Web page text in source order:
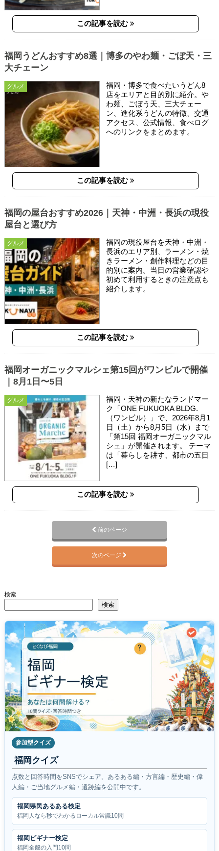
この記事を読む
グルメ
福岡うどんおすすめ8選｜博多のやわ麺・ごぼ天・三
大チェーン
福岡・博多で食べたいうどん8
店をエリアと目的別に紹介。や
わ麺、ごぼう天、三大チェー
ン、進化系うどんの特徴、交通
アクセス、公式情報、食べログ
へのリンクをまとめます。
この記事を読む
グルメ
福岡の屋台おすすめ2026｜天神・中洲・長浜の現役
屋台と選び方
福岡の現役屋台を天神・中洲・
長浜のエリア別、ラーメン・焼
きラーメン・創作料理などの目
的別に案内。当日の営業確認や
初めて利用するときの注意点も
紹介します。
この記事を読む
グルメ
福岡オーガニックマルシェ第15回がワンビルで開催
｜8月1日〜5日
福岡・天神の新たなランドマー
ク「ONE FUKUOKA BLDG.
（ワンビル）」で、2026年8月1
日（土）から8月5日（水）まで
「第15回 福岡オーガニックマル
シェ」が開催されます。 テーマ
は「暮らしを耕す、都市の五日
[…]
この記事を読む
前のページ
次のページ
検索
検索
参加型クイズ
福岡クイズ
点数と回答時間をSNSでシェア。あるある編・方言編・歴史編・偉
人編・ご当地グルメ編・遺跡編を公開中です。
福岡県民あるある検定
福岡人なら秒でわかるローカル常識10問
福岡ビギナー検定
福岡全般の入門10問